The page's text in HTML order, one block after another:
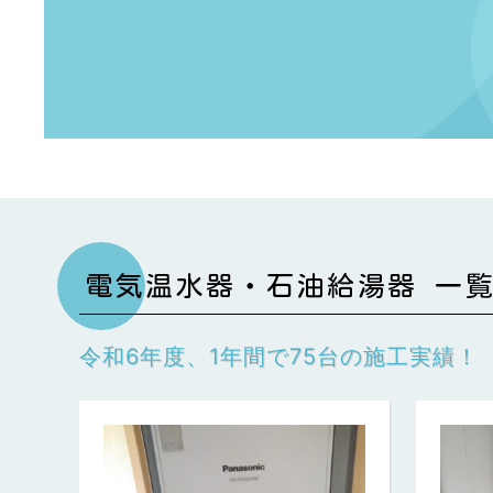
電気温水器・石油給湯器 一
令和6年度、1年間で75台の施工実績！